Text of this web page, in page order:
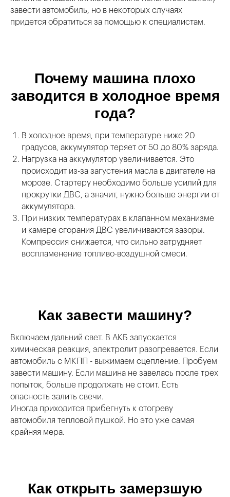
завести автомобиль, но в некоторых случаях
придется обратиться за помощью к специалистам.
Почему машина плохо
заводится в холодное время
года?
В холодное время, при температуре ниже 20
градусов, аккумулятор теряет от 50 до 80% заряда.
Нагрузка на аккумулятор увеличивается. Это
происходит из-за загустения масла в двигателе на
морозе. Стартеру необходимо больше усилий для
прокрутки ДВС, а значит, нужно больше энергии от
аккумулятора.
При низких температурах в клапанном механизме
и камере сгорания ДВС увеличиваются зазоры.
Компрессия снижается, что сильно затрудняет
воспламенение топливо-воздушной смеси.
Как завести машину?
Включаем дальний свет. В АКБ запускается
химическая реакция, электролит разогревается. Если
автомобиль с МКПП - выжимаем сцепление. Пробуем
завести машину. Если машина не завелась после трех
попыток, больше продолжать не стоит. Есть
опасность залить свечи.
Иногда приходится прибегнуть к отогреву
автомобиля тепловой пушкой. Но это уже самая
крайняя мера.
Как открыть замерзшую